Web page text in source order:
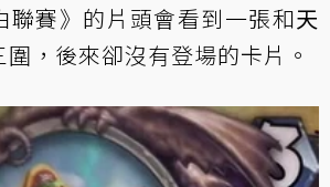
聯賽》的片頭會看到一張和天
圍，後來卻沒有登場的卡片。